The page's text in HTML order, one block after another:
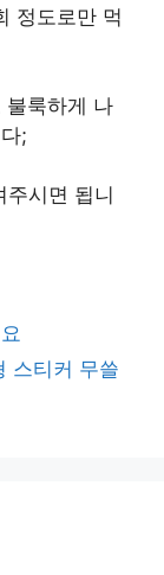
정도로만 먹
불룩하게 나
;
시면 됩니
스티커 무쓸